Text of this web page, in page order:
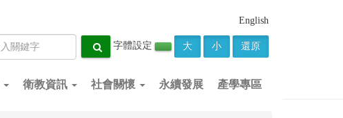
English
字體設定 大 小 還原
衛教資訊 社會關懷 永續發展 產學專區